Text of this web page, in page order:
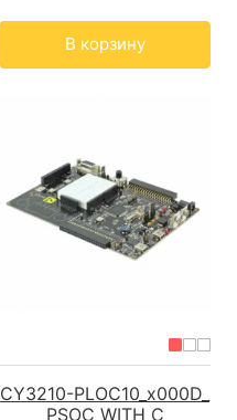
В корзину
CY3210-PLOC10_x000D_
PSOC WITH C